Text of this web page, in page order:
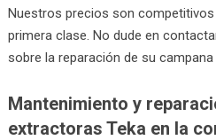
Nuestros precios son
primera clase. No dude en
sobre la reparación de su campana
Mantenimiento y
extractoras Teka en la